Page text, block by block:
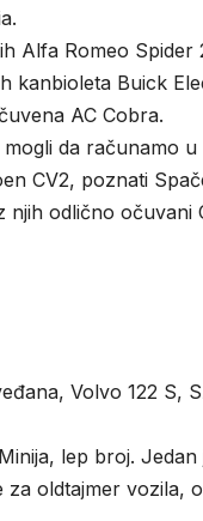
Alfa Romeo Spider
kanbioleta Buick
AC Cobra.
da računamo
CV2, poznati
njih odlično očuvani
Volvo 122 S,
lep broj. Jedan
za oldtajmer vozila,